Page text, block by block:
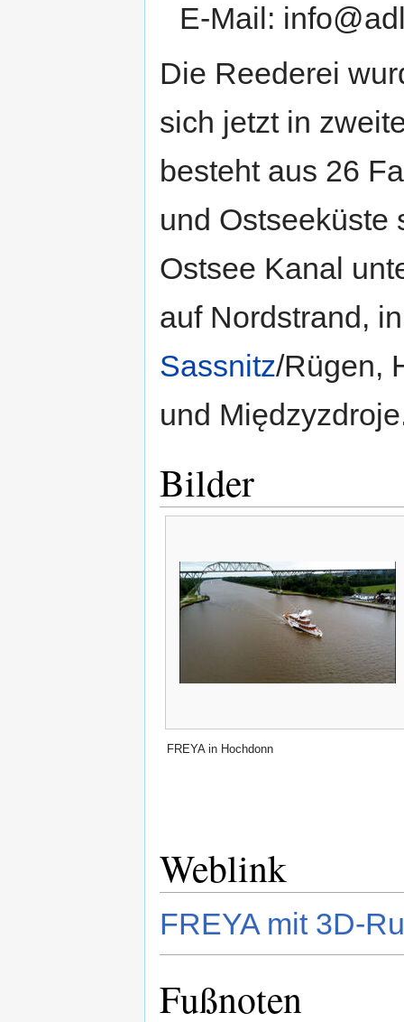
E-Mail:
Die Reederei
sich jetzt in
besteht aus 26
und Ostseeküste
Ostsee Kanal
auf Nordstrand,
Sassnitz/Rügen,
und
Bilder
FREYA in Hochdonn
Weblink
FREYA mit 3D-
Fußnoten